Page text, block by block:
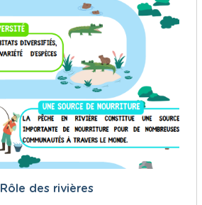
Rôle des rivières